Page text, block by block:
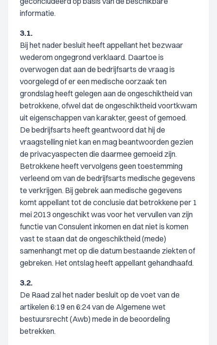
informatie.
3.1.
Bij het nader besluit heeft appellant het bezwaar
wederom ongegrond verklaard. Daartoe is
overwogen dat aan de bedrijfsarts de vraag is
voorgelegd of er een medische oorzaak ten
grondslag heeft gelegen aan de ongeschiktheid van
betrokkene, ofwel dat de ongeschiktheid voortkwam
uit eigenschappen van karakter, geest of gemoed.
De bedrijfsarts heeft geantwoord dat hij de
vraagstelling niet kan en mag beantwoorden gezien
de privacyaspecten die daarmee gemoeid zijn.
Betrokkene heeft vervolgens geen toestemming
verleend om van de bedrijfsarts medische gegevens
te verkrijgen. Bij gebrek aan medische gegevens
komt appellant tot de conclusie dat betrokkene per 1
mei 2013 ongeschikt was voor het vervullen van zijn
functie van Consulent inkomen en dat niet is komen
vast te staan dat de ongeschiktheid (mede)
samenhangt met op die datum bestaande ziekten of
gebreken. Het ontslag heeft appellant gehandhaafd.
3.2.
De Raad zal het nader besluit op de voet van de
artikelen 6:19 en 6:24 van de Algemene wet
bestuursrecht (Awb) mede in de beoordeling
betrekken.